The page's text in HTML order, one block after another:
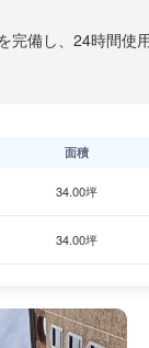
完備し、24時間
駅から徒歩3分
面積
34.00坪
34.00坪